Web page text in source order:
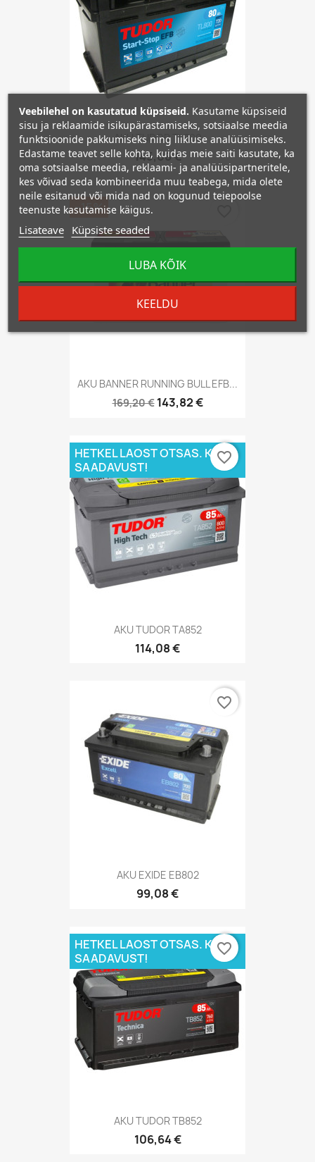
AKU TUDOR TL800
145,08 €
AKU BANNER RUNNING BULL EFB...
169,20 € 143,82 €
−15%
AKU TUDOR TA852
114,08 €
HETKEL LAOST OTSAS. KÜSI
SAADAVUST!
favorite_border
AKU EXIDE EB802
99,08 €
favorite_border
AKU TUDOR TB852
106,64 €
HETKEL LAOST OTSAS. KÜSI
SAADAVUST!
favorite_border
Veebilehel on kasutatud küpsiseid. Kasutame küpsiseid
sisu ja reklaamide isikupärastamiseks, sotsiaalse meedia
funktsioonide pakkumiseks ning liikluse analüüsimiseks.
Edastame teavet selle kohta, kuidas meie saiti kasutate, ka
oma sotsiaalse meedia, reklaami- ja analüüsipartneritele,
kes võivad seda kombineerida muu teabega, mida olete
neile esitanud või mida nad on kogunud teiepoolse
teenuste kasutamise käigus.
Lisateave Küpsiste seaded
KEELDU
LUBA KÕIK